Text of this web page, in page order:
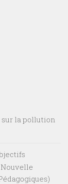
la pollution
Nouvelle